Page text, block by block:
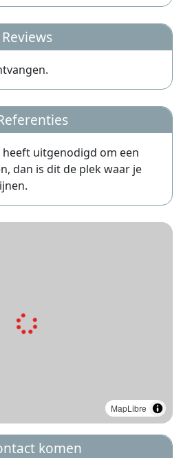
Reviews
heeft uitgenodigd om een
dan is dit de plek waar je
MapLibre
komen